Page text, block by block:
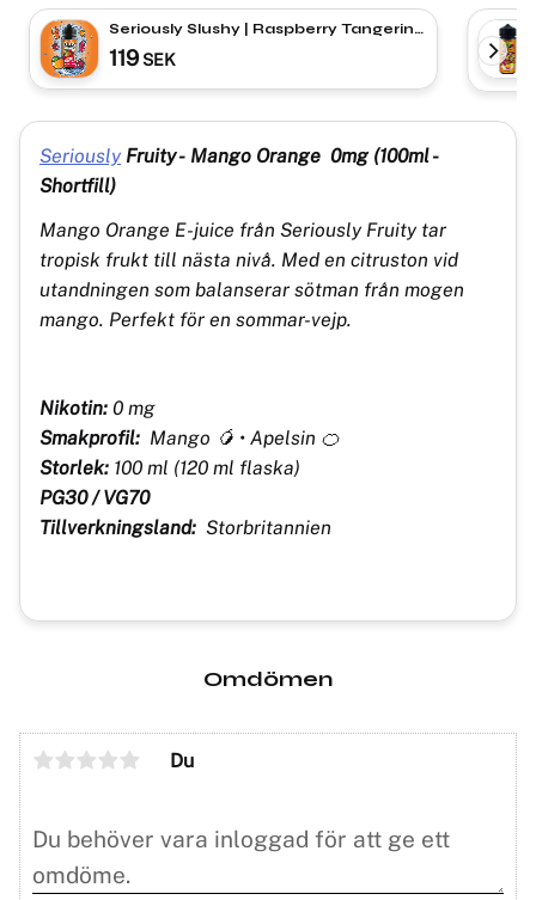
Seriously Slushy | Raspberry Tangerine
| Shortfill
119 SEK
Seriously Fruity - Mango Orange 0mg (100ml -
Shortfill)
Mango Orange E-juice från Seriously Fruity tar
tropisk frukt till nästa nivå. Med en citruston vid
utandningen som balanserar sötman från mogen
mango. Perfekt för en sommar-vejp.
Nikotin: 0 mg
Smakprofil: Mango 🥭 • Apelsin 🍊
Storlek: 100 ml (120 ml flaska)
PG30 / VG70
Tillverkningsland: Storbritannien
Omdömen
Du